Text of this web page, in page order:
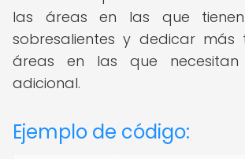
las áreas en las que tienen
sobresalientes y dedicar
áreas en las que necesitan
adicional.
Ejemplo de código: